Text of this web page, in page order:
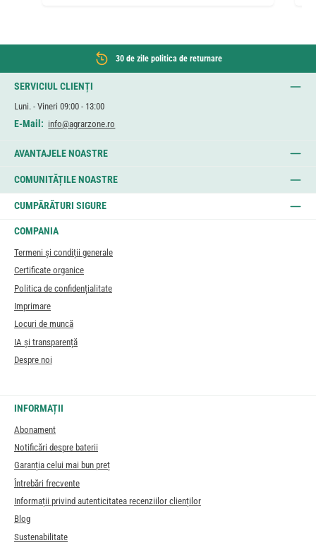
30 de zile politica de returnare
SERVICIUL CLIENȚI
Luni. - Vineri 09:00 - 13:00
E-Mail: info@agrarzone.ro
AVANTAJELE NOASTRE
COMUNITĂȚILE NOASTRE
CUMPĂRĂTURI SIGURE
COMPANIA
Termeni și condiții generale
Certificate organice
Politica de confidențialitate
Imprimare
Locuri de muncă
IA și transparență
Despre noi
INFORMAȚII
Abonament
Notificări despre baterii
Garanția celui mai bun preț
Întrebări frecvente
Informații privind autenticitatea recenziilor clienților
Blog
Sustenabilitate